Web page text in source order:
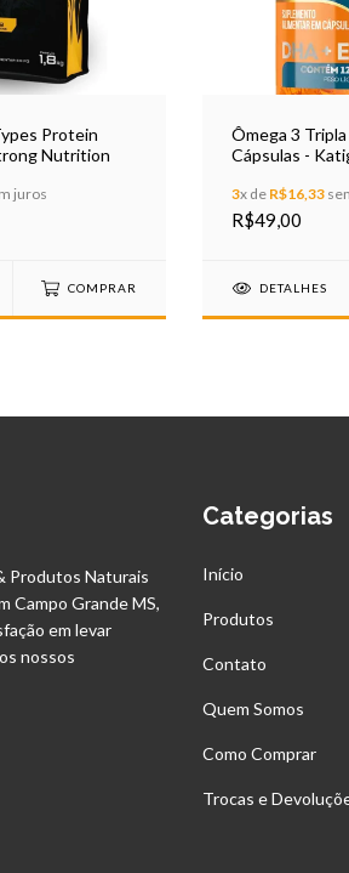
Protein
Nutrition
juros
COMPRAR
Ômega 3
Cápsulas -
3x de R$16,33
R$49,00
DETALHES
Produtos Naturais
Campo Grande MS,
em levar
nossos
Categorias
Início
Produtos
Contato
Quem Somos
Como Comprar
Trocas e